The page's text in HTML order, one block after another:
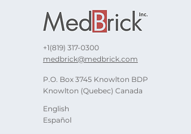
+1(819) 317-0300
medbrick@medbrick.com
P.O. Box 3745 Knowlton BDP
Knowlton (Quebec) Canada
English
Español